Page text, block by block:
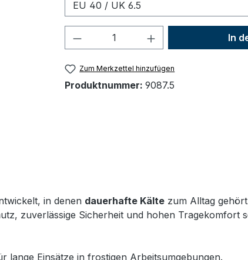
Produkt Anzahl: Gib den
In
Zum Merkzettel hinzufügen
Produktnummer: 9087.5
in denen dauerhafte Kälte zum Alltag
zuverlässige Sicherheit und hohen Tragekomfort
lange Einsätze in frostigen Arbeitsumgebungen.